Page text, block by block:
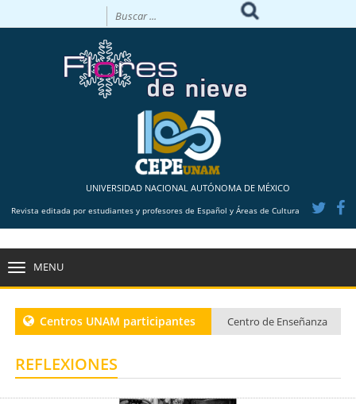
UNIVERSIDAD NACIONAL AUTÓNOMA DE MÉXICO
Revista editada por estudiantes y profesores de Español y Áreas de Cultura
MENU
Centros UNAM participantes
Centro de Enseñanza
Centro de Enseñanza para Extranjeros, Taxco
REFLEXIONES